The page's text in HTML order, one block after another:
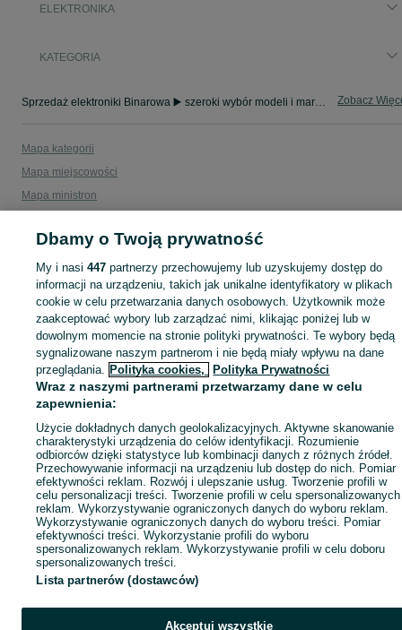
ELEKTRONIKA
KATEGORIA
Sprzedaż elektroniki Binarowa ▶️ szeroki wybór modeli i marek ✅ Nowe i używane oferty w atrakcyjnych cenach ☝ Sprawdź ogłoszenia online na OLX.pl! Zobacz
Mapa kategorii
Mapa miejscowości
Mapa ministron
Dbamy o Twoją prywatność
My i nasi447 partnerzy przechowujemy lub uzyskujemy dostęp do
informacji na urządzeniu, takich jak unikalne identyfikatory w plikach
cookie w celu przetwarzania danych osobowych. Użytkownik może
zaakceptować wybory lub zarządzać nimi, klikając poniżej lub w
dowolnym momencie na stronie polityki prywatności. Te wybory będą
sygnalizowane naszym partnerom i nie będą miały wpływu na dane
przeglądania. Polityka cookies, Polityka Prywatności
Wraz z naszymi partnerami przetwarzamy dane w celu
zapewnienia:
Użycie dokładnych danych geolokalizacyjnych. Aktywne skanowanie
charakterystyki urządzenia do celów identyfikacji. Rozumienie
odbiorców dzięki statystyce lub kombinacji danych z różnych źródeł.
Przechowywanie informacji na urządzeniu lub dostęp do nich. Pomiar
efektywności reklam. Rozwój i ulepszanie usług. Tworzenie profili w
celu personalizacji treści. Tworzenie profili w celu spersonalizowanych
reklam. Wykorzystywanie ograniczonych danych do wyboru reklam.
Wykorzystywanie ograniczonych danych do wyboru treści. Pomiar
efektywności treści. Wykorzystanie profili do wyboru
spersonalizowanych reklam. Wykorzystywanie profili w celu doboru
spersonalizowanych treści.
Lista partnerów (dostawców)
Akceptuj wszystkie